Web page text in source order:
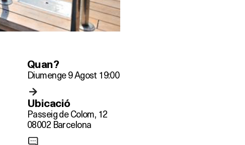
Quan?
Diumenge 9 Agost 19:00
Ubicació
Passeig de Colom, 12
08002 Barcelona